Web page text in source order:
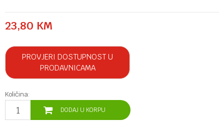
23,80 KM
PROVJERI DOSTUPNOST U
PRODAVNICAMA
Količina:
DODAJ U KORPU